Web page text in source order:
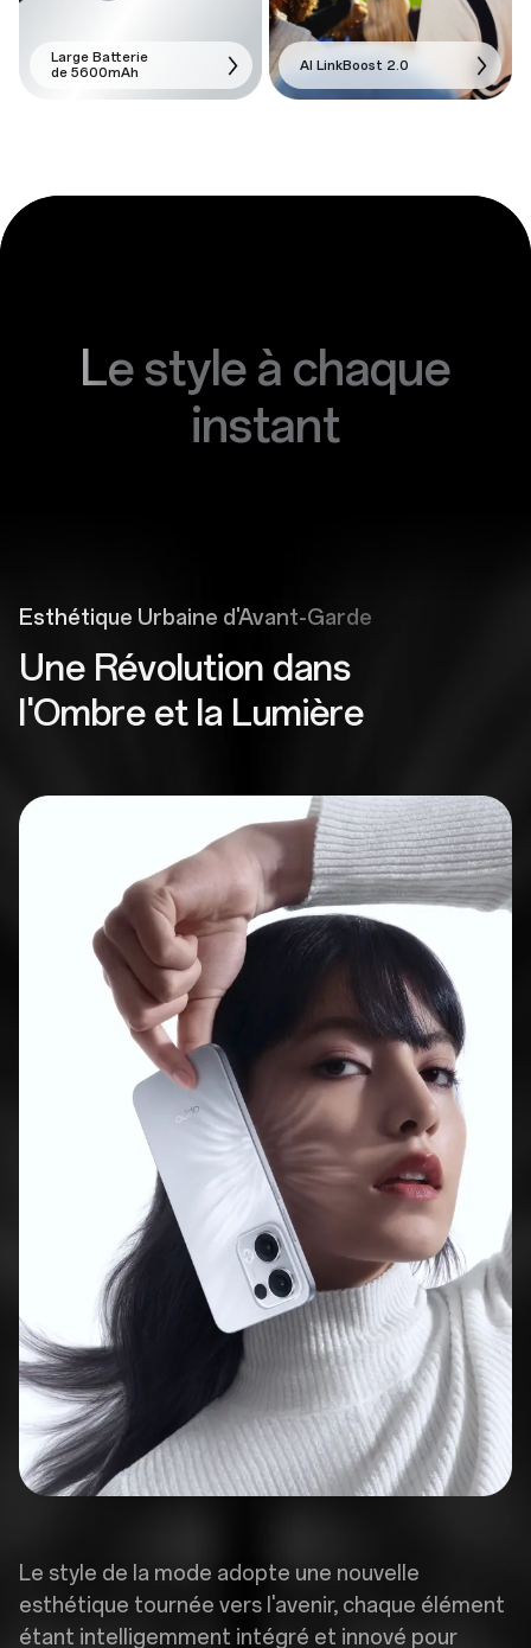
Large Batterie
de 5600mAh
AI LinkBoost 2.0
Le style à chaque
instant
Esthétique Urbaine d'Avant-Garde
Une Révolution dans
l'Ombre et la Lumière
Le style de la mode adopte une nouvelle
esthétique tournée vers l'avenir, chaque élément
étant intelligemment intégré et innové pour